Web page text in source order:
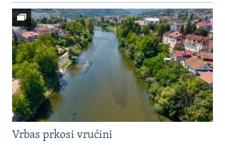
Vrbas prkosi vrućini